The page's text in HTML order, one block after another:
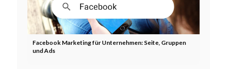
Facebook Marketing für Unternehmen: Seite, Gruppen
und Ads